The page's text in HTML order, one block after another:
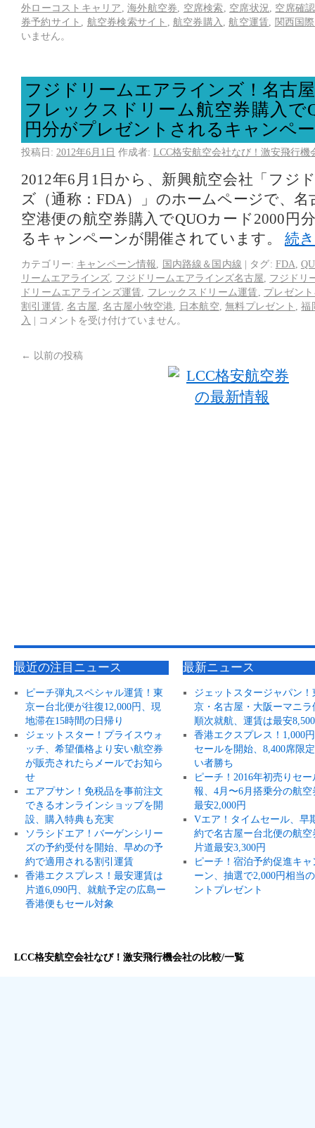
外ローコストキャリア ,海外航空券 空席検索 空席状況
空席確認
券予約サイト
航空券検索サイト 航空券購入 ,航空運賃
関西国
いません。
フジドリームエアラインズ！名古
フレックスドリーム航空券購入で
円分がプレゼントされるキャンペ
投稿日: 2012年6月1日 作成者: LCC格安航空会社なび！激安飛行機
2012年6月1日から、新興航空会社「フジ
ズ（通称：FDA）」のホームページで、名
空港便の航空券購入でQUOカード2000円
るキャンペーンが開催されています。 続
カテゴリー: キャンペーン情報 国内路線＆国内線 | タグ: FDA
リームエアラインズ フジドリームエアラインズ名古屋
フジドリ
ドリームエアラインズ運賃
フレックスドリーム運賃
プレゼン
割引運賃 ,名古屋 ,名古屋小牧空港 日本航空 ,無料プレゼント ,福
入 | コメントを受け付けていません。
← 以前の投稿
最近の注目ニュース
ピーチ弾丸スペシャル運賃！東
京ー台北便が往復12,000円、現
地滞在15時間の日帰り
ジェットスター！プライスウォ
ッチ、希望価格より安い航空券
が販売されたらメールでお知ら
せ
エアプサン！免税品を事前注文
できるオンラインショップを開
設、購入特典も充実
ソラシドエア！バーゲンシリー
ズの予約受付を開始、早めの予
約で適用される割引運賃
香港エクスプレス！最安運賃は
片道6,090円、就航予定の広島ー
香港便もセール対象
最新ニュース
ジェットスタージャパン！
京・名古屋・大阪ーマニラ
順次就航、運賃は最安
香港エクスプレス！1,000
セールを開始、8,400席限
い者勝ち
ピーチ！2016年初売りセー
報、4月〜6月搭乗分の航空
最安2,000円
Vエア！タイムセール、早
約で名古屋ー台北便の航空
片道最安3,300円
ピーチ！宿泊予約促進キャ
ーン、抽選で2,000円相当
ントプレゼント
LCC格安航空会社なび！激安飛行機会社の比較/一覧